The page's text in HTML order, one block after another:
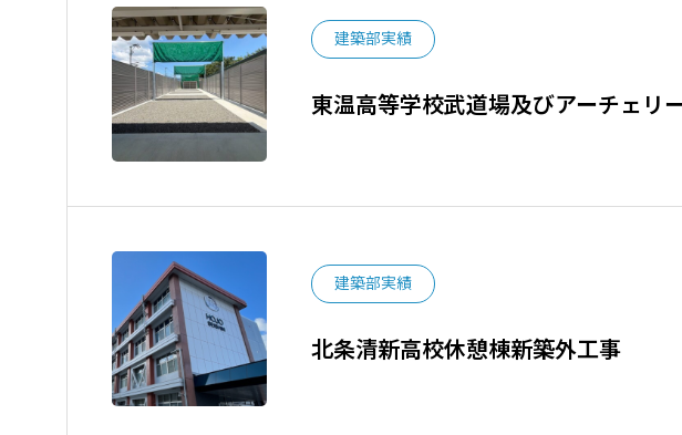
建築部実績
東温高等学校武道場及びアーチェリ
建築部実績
北条清新高校休憩棟新築外工事